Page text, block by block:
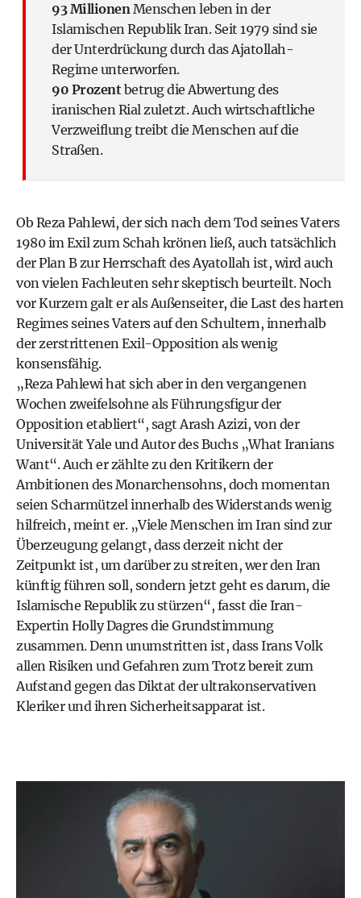
93 MillionenMenschen leben in der
Islamischen Republik Iran. Seit 1979 sind sie
der Unterdrückung durch das Ajatollah-
Regime unterworfen.
90 Prozentbetrug die Abwertung des
iranischen Rial zuletzt. Auch wirtschaftliche
Verzweiflung treibt die Menschen auf die
Straßen.
Ob Reza Pahlewi, der sich nach dem Tod seines Vaters
1980 im Exil zum Schah krönen ließ, auch tatsächlich
der Plan B zur Herrschaft des Ayatollah ist, wird auch
von vielen Fachleuten sehr skeptisch beurteilt. Noch
vor Kurzem galt er als Außenseiter, die Last des harten
Regimes seines Vaters auf den Schultern, innerhalb
der zerstrittenen Exil-Opposition als wenig
konsensfähig.
„Reza Pahlewi hat sich aber in den vergangenen
Wochen zweifelsohne als Führungsfigur der
Opposition etabliert“, sagt Arash Azizi, von der
Universität Yale und Autor des Buchs „What Iranians
Want“. Auch er zählte zu den Kritikern der
Ambitionen des Monarchensohns, doch momentan
seien Scharmützel innerhalb des Widerstands wenig
hilfreich, meint er. „Viele Menschen im Iran sind zur
Überzeugung gelangt, dass derzeit nicht der
Zeitpunkt ist, um darüber zu streiten, wer den Iran
künftig führen soll, sondern jetzt geht es darum, die
Islamische Republik zu stürzen“, fasst die Iran-
Expertin Holly Dagres die Grundstimmung
zusammen. Denn unumstritten ist, dass Irans Volk
allen Risiken und Gefahren zum Trotz bereit zum
Aufstand gegen das Diktat der ultrakonservativen
Kleriker und ihren Sicherheitsapparat ist.